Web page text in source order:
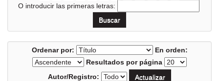
O introducir las primeras letras:
Ordenar por:
En orden:
Resultados por página
Autor/Registro: